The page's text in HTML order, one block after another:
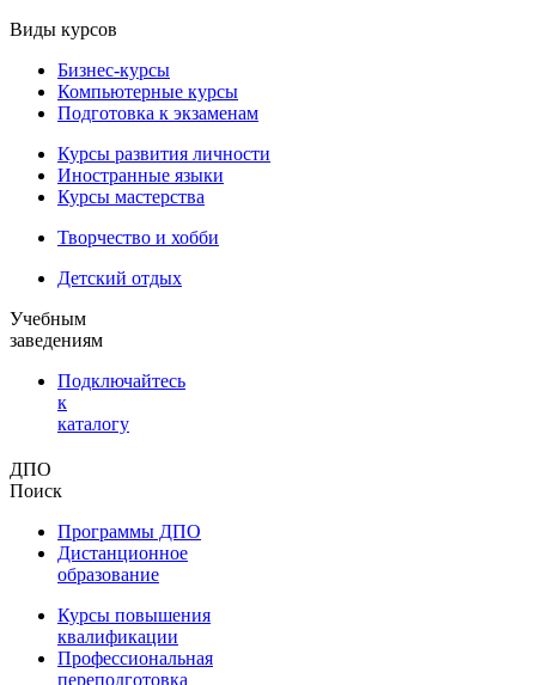
Виды курсов
Бизнес-курсы
Компьютерные курсы
Подготовка к экзаменам
Курсы развития личности
Иностранные языки
Курсы мастерства
Творчество и хобби
Детский отдых
Учебным
заведениям
Подключайтесь
к
каталогу
ДПО
Поиск
Программы ДПО
Дистанционное
образование
Курсы повышения
квалификации
Профессиональная
переподготовка